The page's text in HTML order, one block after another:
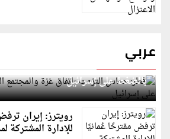
عربي
قطر: حماس التزمت باتفاق غزة
بالضغط على إسرائيل
رويترز: إيران
للإدارة المشتركة